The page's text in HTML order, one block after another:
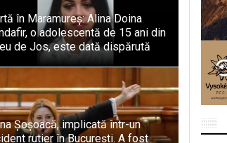
în Maramureș: Alina Doina
o adolescentă de 15 ani din
de Jos, este dată dispărută
Șoșoacă, implicată într-un
rutier în București. A fost